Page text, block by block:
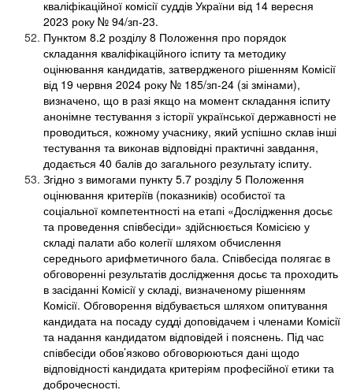
кваліфікаційної комісії суддів України від 14 вересня
2023 року № 94/зп-23.
Пунктом 8.2 розділу 8 Положення про порядок
складання кваліфікаційного іспиту та методику
оцінювання кандидатів, затвердженого рішенням Комісії
від 19 червня 2024 року № 185/зп-24 (зі змінами),
визначено, що в разі якщо на момент складання іспиту
анонімне тестування з історії української державності не
проводиться, кожному учаснику, який успішно склав інші
тестування та виконав відповідні практичні завдання,
додається 40 балів до загального результату іспиту.
Згідно з вимогами пункту 5.7 розділу 5 Положення
оцінювання критеріїв (показників) особистої та
соціальної компетентності на етапі «Дослідження досьє
та проведення співбесіди» здійснюється Комісією у
складі палати або колегії шляхом обчислення
середнього арифметичного бала. Співбесіда полягає в
обговоренні результатів дослідження досьє та проходить
в засіданні Комісії у складі, визначеному рішенням
Комісії. Обговорення відбувається шляхом опитування
кандидата на посаду судді доповідачем і членами Комісії
та надання кандидатом відповідей і пояснень. Під час
співбесіди обов’язково обговорюються дані щодо
відповідності кандидата критеріям професійної етики та
доброчесності.